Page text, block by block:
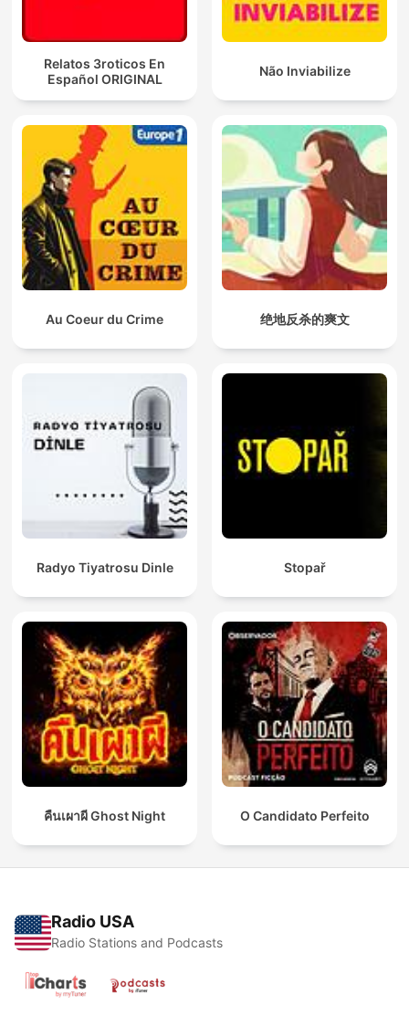
Relatos 3roticos En
Español ORIGINAL
Não Inviabilize
Au Coeur du Crime 绝地反杀的爽文
Radyo Tiyatrosu Dinle Stopař
คืนเผาผี Ghost Night O Candidato Perfeito
Radio USA
Radio Stations and Podcasts